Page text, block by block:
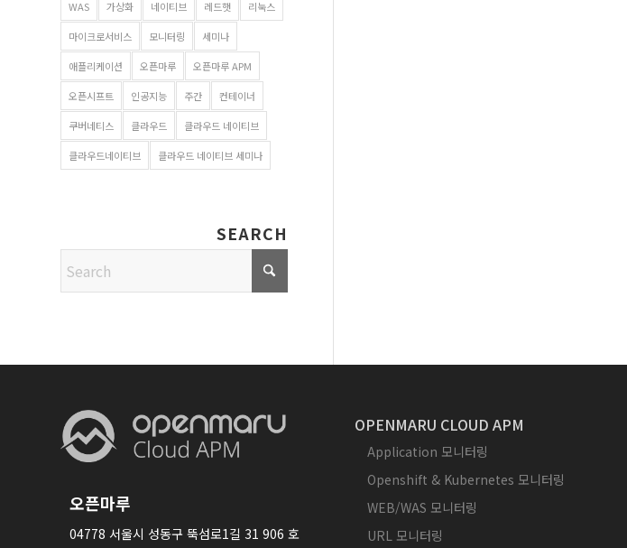
WAS 가상화 네이티브 레드햇 리눅스
마이크로서비스 모니터링 세미나
애플리케이션 오픈마루 오픈마루 APM
오픈시프트 인공지능 주간 컨테이너
쿠버네티스 클라우드 클라우드 네이티브
클라우드네이티브 클라우드 네이티브 세미나
SEARCH
오픈마루
04778 서울시 성동구 뚝섬로1길 31 906 호
OPENMARU CLOUD APM
Application 모니터링
Openshift & Kubernetes 모니터링
WEB/WAS 모니터링
URL 모니터링